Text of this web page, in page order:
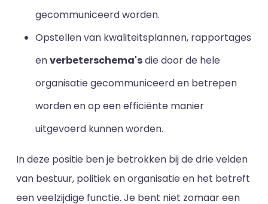
gecommuniceerd worden.
Opstellen van kwaliteitsplannen, rapportages
enverbeterschema'sdie door de hele
organisatie gecommuniceerd en betrepen
worden en op een efficiënte manier
uitgevoerd kunnen worden.
In deze positie ben je betrokken bij de drie velden
van bestuur, politiek en organisatie en het betreft
een veelzijdige functie. Je bent niet zomaar een